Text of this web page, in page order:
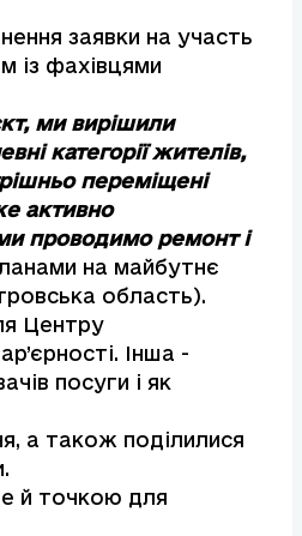
заявки на участь
із фахівцями
ми вирішили
категорії жителів,
переміщені
активно
проводимо ремонт і
на майбутнє
область).
Центру
Інша -
посуги і як
а також поділилися
й точкою для